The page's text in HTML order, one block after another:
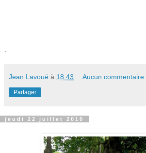
.
Jean Lavoué à 18:43 Aucun commentaire:
Partager
jeudi 22 juillet 2010